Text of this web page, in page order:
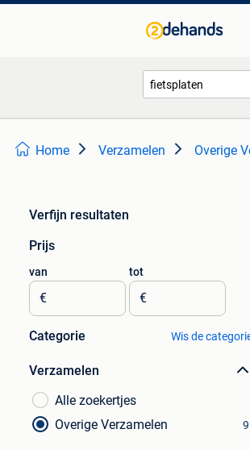
Home Verzamelen Overige
Verfijn resultaten
Prijs
van
€
tot
€
Categorie Wis de
Verzamelen
Alle zoekertjes
Overige Verzamelen
9